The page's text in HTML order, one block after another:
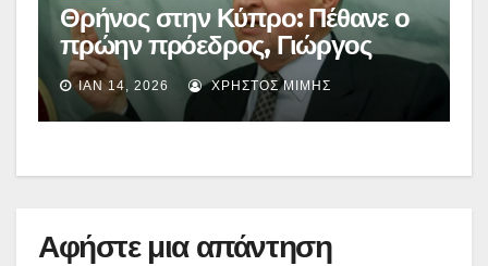
Θρήνος στην Κύπρο: Πέθανε ο
πρώην πρόεδρος, Γιώργος
Βασιλείου
ΙΑΝ 14, 2026 ΧΡΉΣΤΟΣ ΜΊΜΗΣ
Αφήστε μια απάντηση